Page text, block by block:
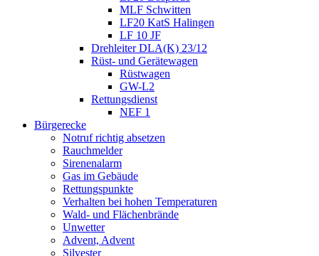
MLF Schwitten
LF20 KatS Halingen
LF 10 JF
Drehleiter DLA(K) 23/12
Rüst- und Gerätewagen
Rüstwagen
GW-L2
Rettungsdienst
NEF 1
Bürgerecke
Notruf richtig absetzen
Rauchmelder
Sirenenalarm
Gas im Gebäude
Rettungspunkte
Verhalten bei hohen Temperaturen
Wald- und Flächenbrände
Unwetter
Advent, Advent
Silvester